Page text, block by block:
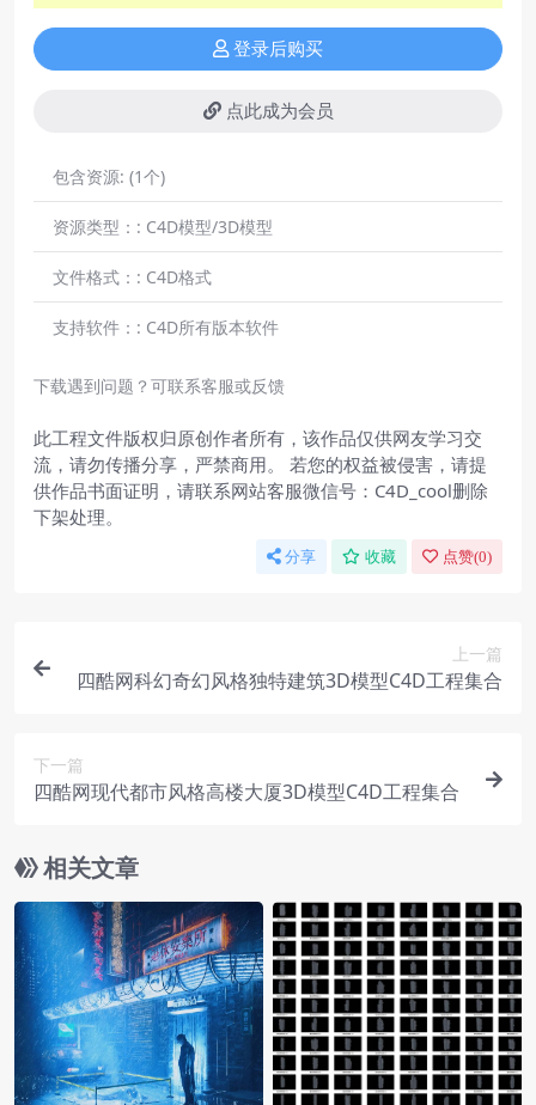
登录后购买
点此成为会员
包含资源: (1个)
资源类型：: C4D模型/3D模型
文件格式：: C4D格式
支持软件：: C4D所有版本软件
下载遇到问题？可联系客服或反馈
此工程文件版权归原创作者所有，该作品仅供网友学习交
流，请勿传播分享，严禁商用。 若您的权益被侵害，请提
供作品书面证明，请联系网站客服微信号：C4D_cool删除
下架处理。
分享 收藏 点赞(0)
上一篇
四酷网科幻奇幻风格独特建筑3D模型C4D工程集合
下一篇
四酷网现代都市风格高楼大厦3D模型C4D工程集合
相关文章